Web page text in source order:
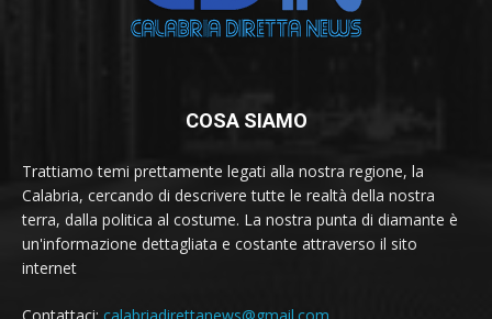
COSA SIAMO
Trattiamo temi prettamente legati alla nostra regione, la
Calabria, cercando di descrivere tutte le realtà della nostra
terra, dalla politica al costume. La nostra punta di diamante è
un'informazione dettagliata e costante attraverso il sito
internet